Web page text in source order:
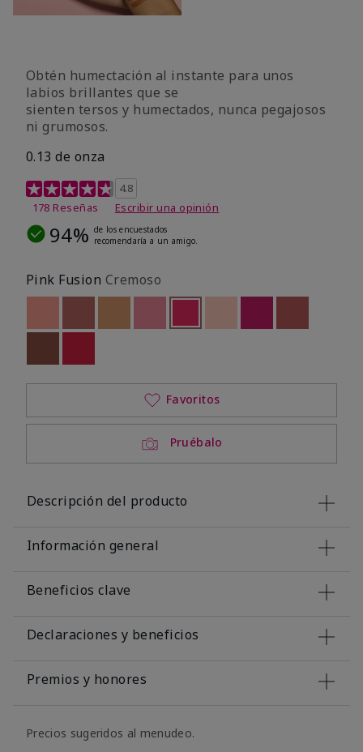
Obtén humectación al instante para unos
labios brillantes que se
sienten tersos y humectados, nunca pegajosos
ni grumosos.
0.13 de onza
Calificación de clientes de 4,8 de 5
4.8
178 Reseñas
Escribir una opinión
94% de los encuestados
recomendaría a un amigo.
Pink Fusion Cremoso
Out of stockOut of stockseleccionado
Out of stock
Pruébalo
Favoritos
Descripción del producto
Información general
Beneficios clave
Declaraciones y beneficios
Premios y honores
Precios sugeridos al menudeo.